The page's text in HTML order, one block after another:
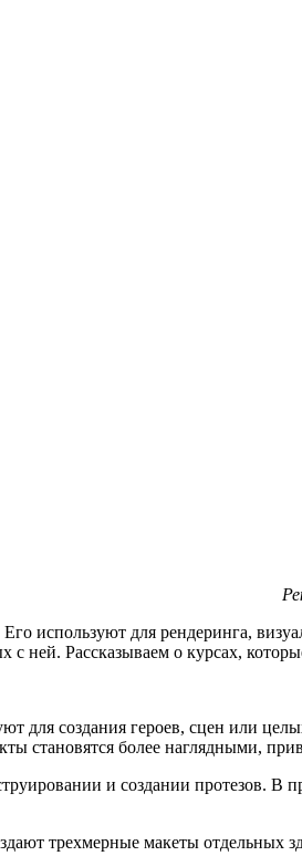
используют для рендеринга,
с ней. Рассказываем о курсах,
для создания героев, сцен или
становятся более наглядными,
и создании протезов. В
трехмерные макеты отдельных